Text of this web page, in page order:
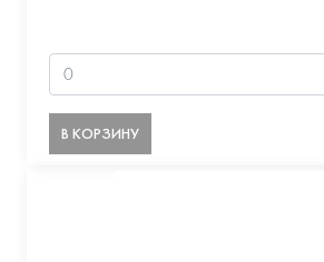
В КОРЗИНУ